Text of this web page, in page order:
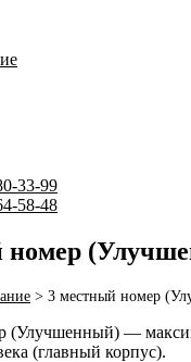
33-99
58-48
номер
> 3 местный номер
(Улучшенный) —
(главный корпус).